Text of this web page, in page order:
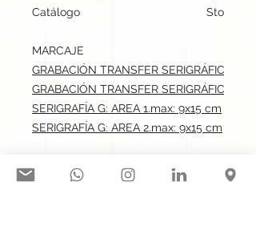
Catálogo
Stock
MARCAJE
GRABACIÓN TRANSFER SERIGRÁFICO:
GRABACIÓN TRANSFER SERIGRÁFICO:
SERIGRAFÍA G: AREA 1.max: 9x15 cm
SERIGRAFÍA G: AREA 2.max: 9x15 cm